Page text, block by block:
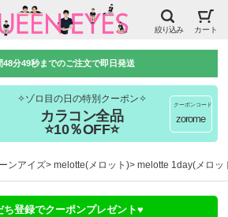
絞り込み カート
48分48秒までのご注文で即日発送
✧ゾロ目の日の特別クーポン✧
カラコン全品
⭐10％OFF⭐
クーポンコード
zorome
ンアイズ melotte(メロット) melotte 1day(メロッ
ち登録でクーポンプレゼント♥